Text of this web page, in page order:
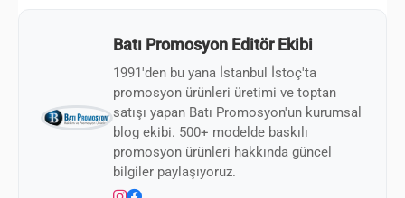
Batı Promosyon Editör Ekibi
1991'den bu yana İstanbul İstoç'ta
promosyon ürünleri üretimi ve toptan
satışı yapan Batı Promosyon'un kurumsal
blog ekibi. 500+ modelde baskılı
promosyon ürünleri hakkında güncel
bilgiler paylaşıyoruz.